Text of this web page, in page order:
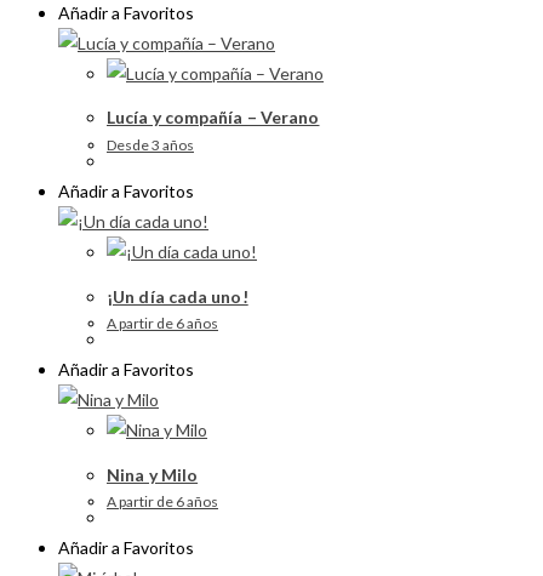
Añadir a Favoritos
Lucía y compañía – Verano
Desde 3 años
Añadir a Favoritos
¡Un día cada uno!
A partir de 6 años
Añadir a Favoritos
Nina y Milo
A partir de 6 años
Añadir a Favoritos